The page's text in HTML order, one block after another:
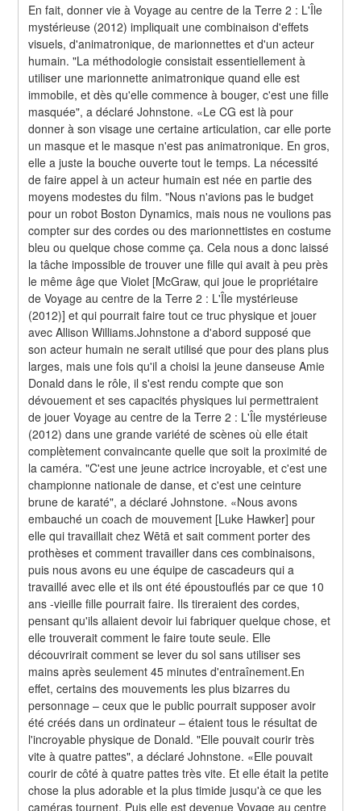
En fait, donner vie à Voyage au centre de la Terre 2 : L'Île
mystérieuse (2012) impliquait une combinaison d'effets
visuels, d'animatronique, de marionnettes et d'un acteur
humain. "La méthodologie consistait essentiellement à
utiliser une marionnette animatronique quand elle est
immobile, et dès qu'elle commence à bouger, c'est une fille
masquée", a déclaré Johnstone. «Le CG est là pour
donner à son visage une certaine articulation, car elle porte
un masque et le masque n'est pas animatronique. En gros,
elle a juste la bouche ouverte tout le temps. La nécessité
de faire appel à un acteur humain est née en partie des
moyens modestes du film. "Nous n'avions pas le budget
pour un robot Boston Dynamics, mais nous ne voulions pas
compter sur des cordes ou des marionnettistes en costume
bleu ou quelque chose comme ça. Cela nous a donc laissé
la tâche impossible de trouver une fille qui avait à peu près
le même âge que Violet [McGraw, qui joue le propriétaire
de Voyage au centre de la Terre 2 : L'Île mystérieuse
(2012)] et qui pourrait faire tout ce truc physique et jouer
avec Allison Williams.Johnstone a d'abord supposé que
son acteur humain ne serait utilisé que pour des plans plus
larges, mais une fois qu'il a choisi la jeune danseuse Amie
Donald dans le rôle, il s'est rendu compte que son
dévouement et ses capacités physiques lui permettraient
de jouer Voyage au centre de la Terre 2 : L'Île mystérieuse
(2012) dans une grande variété de scènes où elle était
complètement convaincante quelle que soit la proximité de
la caméra. "C'est une jeune actrice incroyable, et c'est une
championne nationale de danse, et c'est une ceinture
brune de karaté", a déclaré Johnstone. «Nous avons
embauché un coach de mouvement [Luke Hawker] pour
elle qui travaillait chez Wētā et sait comment porter des
prothèses et comment travailler dans ces combinaisons,
puis nous avons eu une équipe de cascadeurs qui a
travaillé avec elle et ils ont été époustouflés par ce que 10
ans -vieille fille pourrait faire. Ils tireraient des cordes,
pensant qu'ils allaient devoir lui fabriquer quelque chose, et
elle trouverait comment le faire toute seule. Elle
découvrirait comment se lever du sol sans utiliser ses
mains après seulement 45 minutes d'entraînement.En
effet, certains des mouvements les plus bizarres du
personnage – ceux que le public pourrait supposer avoir
été créés dans un ordinateur – étaient tous le résultat de
l'incroyable physique de Donald. "Elle pouvait courir très
vite à quatre pattes", a déclaré Johnstone. «Elle pouvait
courir de côté à quatre pattes très vite. Et elle était la petite
chose la plus adorable et la plus timide jusqu'à ce que les
caméras tournent. Puis elle est devenue Voyage au centre